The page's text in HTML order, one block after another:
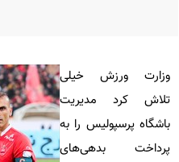
وزارت ورزش خیلی
تلاش کرد مدیریت
باشگاه پرسپولیس را به
پرداخت بدهی‌های